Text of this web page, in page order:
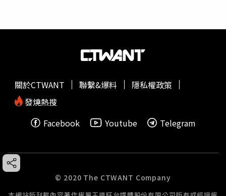
關於CTWANT 聯繫&爆料
隱私權政策
發燒熱搜
Facebook
Youtube Telegram
© 2020 The CTWANT Company